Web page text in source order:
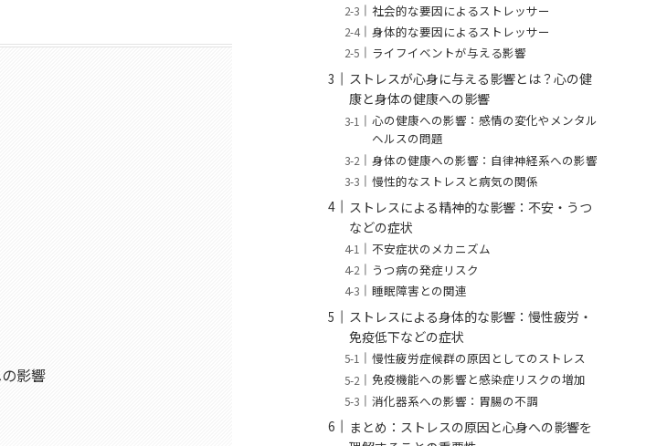
影響
社会的な要因によるストレッサー
身体的な要因によるストレッサー
ライフイベントが与える影響
ストレスが心身に与える影響とは？心の健
康と身体の健康への影響
心の健康への影響：感情の変化やメンタル
ヘルスの問題
身体の健康への影響：自律神経系への影響
慢性的なストレスと病気の関係
ストレスによる精神的な影響：不安・うつ
などの症状
不安症状のメカニズム
うつ病の発症リスク
睡眠障害との関連
ストレスによる身体的な影響：慢性疲労・
免疫低下などの症状
慢性疲労症候群の原因としてのストレス
免疫機能への影響と感染症リスクの増加
消化器系への影響：胃腸の不調
まとめ：ストレスの原因と心身への影響を